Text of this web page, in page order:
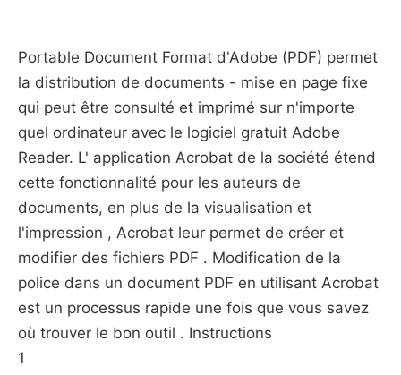
Portable Document Format d'Adobe (PDF) permet
la distribution de documents - mise en page fixe
qui peut être consulté et imprimé sur n'importe
quel ordinateur avec le logiciel gratuit Adobe
Reader. L' application Acrobat de la société étend
cette fonctionnalité pour les auteurs de
documents, en plus de la visualisation et
l'impression , Acrobat leur permet de créer et
modifier des fichiers PDF . Modification de la
police dans un document PDF en utilisant Acrobat
est un processus rapide une fois que vous savez
où trouver le bon outil . Instructions
1